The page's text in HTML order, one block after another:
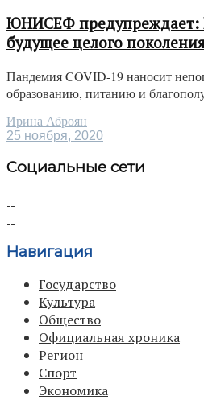
ЮНИСЕФ предупреждает:
будущее целого
Пандемия COVID-19 наносит
образованию, питанию и
Ирина Аброян
25 ноября, 2020
Социальные сети
Навигация
Государство
Культура
Общество
Официальная хроника
Регион
Спорт
Экономика